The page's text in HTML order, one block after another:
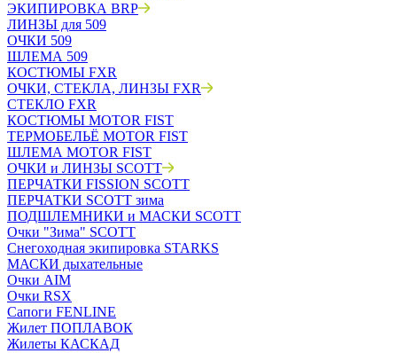
ЭКИПИРОВКА BRP
ЛИНЗЫ для 509
ОЧКИ 509
ШЛЕМА 509
КОСТЮМЫ FXR
ОЧКИ, СТЕКЛА, ЛИНЗЫ FXR
СТЕКЛО FXR
КОСТЮМЫ MOTOR FIST
ТЕРМОБЕЛЬЁ MOTOR FIST
ШЛЕМА MOTOR FIST
ОЧКИ и ЛИНЗЫ SCOTT
ПЕРЧАТКИ FISSION SCOTT
ПЕРЧАТКИ SCOTT зима
ПОДШЛЕМНИКИ и МАСКИ SCOTT
Очки "Зима" SCOTT
Снегоходная экипировка STARKS
МАСКИ дыхательные
Очки AIM
Очки RSX
Сапоги FENLINE
Жилет ПОПЛАВОК
Жилеты КАСКАД